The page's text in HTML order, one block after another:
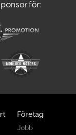
för:
Företag
Jobb